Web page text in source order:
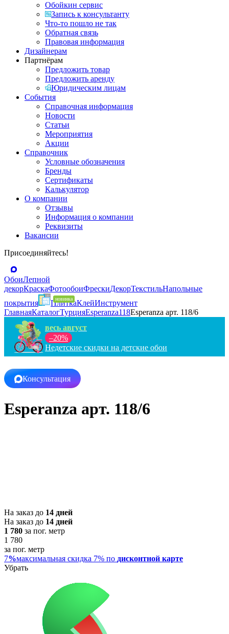
Обойкин сервис
Запись к консультанту
Что-то пошло не так
Обратная связь
Правовая информация
Дизайнерам
Партнёрам
Предложить товар
Предложить аренду
Юридическим лицам
События
Справочная информация
Новости
Статьи
Мероприятия
Акции
Справочник
Условные обозначения
Бренды
Сертификаты
Калькулятор
О компании
Отзывы
Информация о компании
Реквизиты
Вакансии
Присоединяйтесь!
ОбоиЛепной
декорКраскаФотообоиФрескиДекорТекстильНапольные
покрытия
ПлиткаКлейИнструмент
ГлавнаяКаталогТурцияEsperanza118Esperanza арт. 118/6
весь август
–20%
Недетские скидки на детские обои
Консультация
Esperanza арт. 118/6
На заказ до 14 дней
На заказ до 14 дней
1 780 за пог. метр
1 780
за пог. метр
7%максимальная скидка 7% по дисконтной карте
Убрать